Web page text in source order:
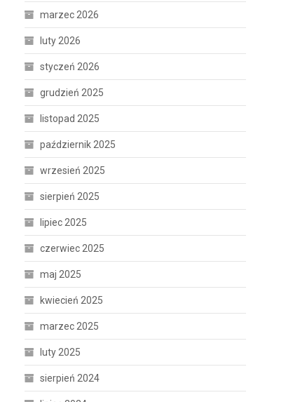
marzec 2026
luty 2026
styczeń 2026
grudzień 2025
listopad 2025
październik 2025
wrzesień 2025
sierpień 2025
lipiec 2025
czerwiec 2025
maj 2025
kwiecień 2025
marzec 2025
luty 2025
sierpień 2024